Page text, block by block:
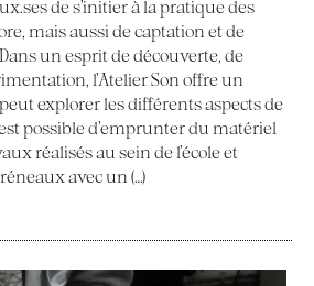
de s’initier à la pratique des
mais aussi de captation et de
un esprit de découverte, de
l’Atelier Son offre un
explorer les différents aspects de
possible d’emprunter du matériel
réalisés au sein de l’école et
avec un (…)